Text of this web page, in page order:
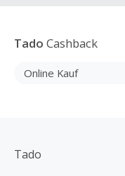
Tado Cashback
Online Kauf
Tado